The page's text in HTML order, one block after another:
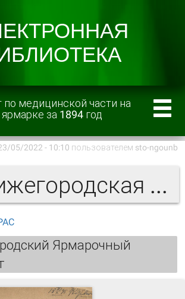
по медицинской части на
ярмарке за 1894 год
05/2022 - 10:10 пользователем sto-ngounb
Нижегородская ярмарка
Ярмарочный